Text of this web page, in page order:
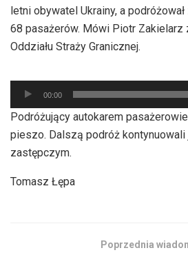
letni obywatel Ukrainy, a
68 pasażerów. Mówi Piotr
Oddziału Straży Granicznej.
Odtwarzacz
plików
dźwiękowych
00:00
Podróżujący autokarem
pieszo. Dalszą podróż kontynuowali
zastępczym.
Tomasz Łępa
Poprzednia